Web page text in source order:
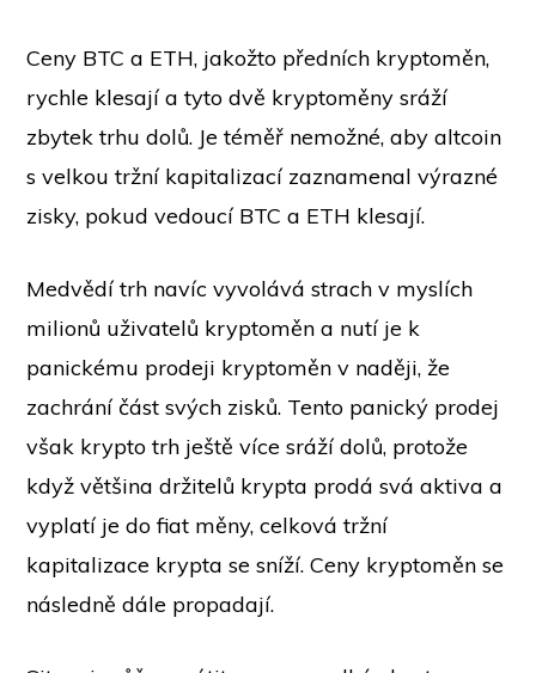
Ceny BTC a ETH, jakožto předních kryptoměn,
rychle klesají a tyto dvě kryptoměny sráží
zbytek trhu dolů. Je téměř nemožné, aby altcoin
s velkou tržní kapitalizací zaznamenal výrazné
zisky, pokud vedoucí BTC a ETH klesají.
Medvědí trh navíc vyvolává strach v myslích
milionů uživatelů kryptoměn a nutí je k
panickému prodeji kryptoměn v naději, že
zachrání část svých zisků. Tento panický prodej
však krypto trh ještě více sráží dolů, protože
když většina držitelů krypta prodá svá aktiva a
vyplatí je do fiat měny, celková tržní
kapitalizace krypta se sníží. Ceny kryptoměn se
následně dále propadají.